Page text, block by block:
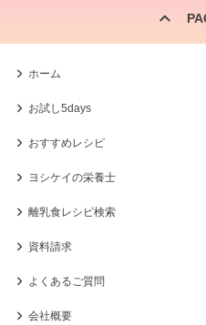
ホーム
お試し5days
おすすめレシピ
ヨシケイの栄養士
離乳食レシピ検索
資料請求
よくあるご質問
会社概要